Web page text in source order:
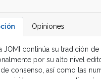
Opiniones
JOMI continúa su tradición
por su alto nivel
consenso, así como las